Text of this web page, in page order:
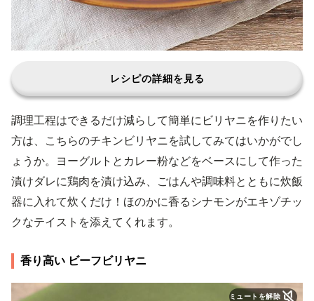
レシピの詳細を見る
調理工程はできるだけ減らして簡単にビリヤニを作りたい
方は、こちらのチキンビリヤニを試してみてはいかがでし
ょうか。ヨーグルトとカレー粉などをベースにして作った
漬けダレに鶏肉を漬け込み、ごはんや調味料とともに炊飯
器に入れて炊くだけ！ほのかに香るシナモンがエキゾチッ
クなテイストを添えてくれます。
香り高い ビーフビリヤニ
ミュートを解除